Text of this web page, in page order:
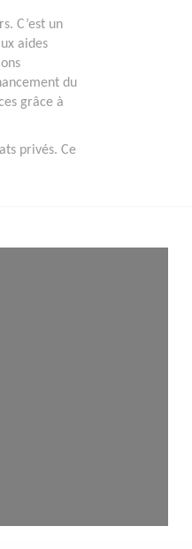
C’est un
aides
du
grâce à
privés. Ce